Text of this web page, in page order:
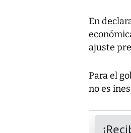
En
ajuste
Para el
no es